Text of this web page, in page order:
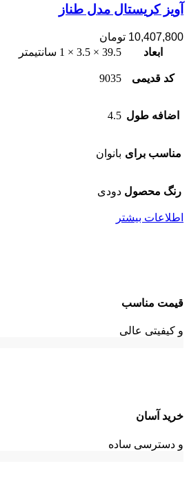
آویز کریستال مدل طناز
10,407,800 تومان
ابعاد
39.5 × 3.5 × 1 سانتیمتر
کد قدیمی 9035
اضافه طول 4.5
مناسب برای بانوان
رنگ محصول دودی
اطلاعات بیشتر
قیمت مناسب
و کیفیتی عالی
خرید آسان
و دسترسی ساده